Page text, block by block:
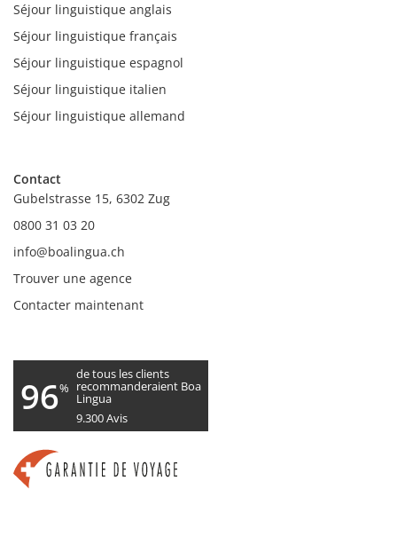
Séjour linguistique anglais
Séjour linguistique français
Séjour linguistique espagnol
Séjour linguistique italien
Séjour linguistique allemand
Contact
Gubelstrasse 15, 6302 Zug
0800 31 03 20
info@boalingua.ch
Trouver une agence
Contacter maintenant
96%
de tous les clients
recommanderaient Boa
Lingua
9.300Avis